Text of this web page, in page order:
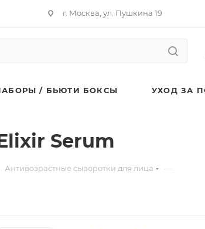
г. Москва, ул. Пушкина 19
/ БЬЮТИ БОКСЫ УХОД ЗА
Serum
Антивозрастные сыворотки для лица —